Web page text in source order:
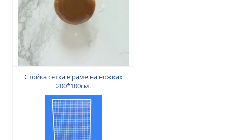
7 грн.
Стойка сетка в раме на ножках
200*100см.